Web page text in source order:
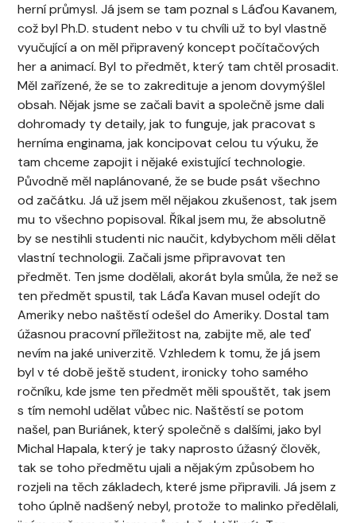
herní průmysl. Já jsem se tam poznal s Láďou Kavanem,
což byl Ph.D. student nebo v tu chvíli už to byl vlastně
vyučující a on měl připravený koncept počítačových
her a animací. Byl to předmět, který tam chtěl prosadit.
Měl zařízené, že se to zakredituje a jenom dovymýšlel
obsah. Nějak jsme se začali bavit a společně jsme dali
dohromady ty detaily, jak to funguje, jak pracovat s
herníma enginama, jak koncipovat celou tu výuku, že
tam chceme zapojit i nějaké existující technologie.
Původně měl naplánované, že se bude psát všechno
od začátku. Já už jsem měl nějakou zkušenost, tak jsem
mu to všechno popisoval. Říkal jsem mu, že absolutně
by se nestihli studenti nic naučit, kdybychom měli dělat
vlastní technologii. Začali jsme připravovat ten
předmět. Ten jsme dodělali, akorát byla smůla, že než se
ten předmět spustil, tak Láďa Kavan musel odejít do
Ameriky nebo naštěstí odešel do Ameriky. Dostal tam
úžasnou pracovní příležitost na, zabijte mě, ale teď
nevím na jaké univerzitě. Vzhledem k tomu, že já jsem
byl v té době ještě student, ironicky toho samého
ročníku, kde jsme ten předmět měli spouštět, tak jsem
s tím nemohl udělat vůbec nic. Naštěstí se potom
našel, pan Buriánek, který společně s dalšími, jako byl
Michal Hapala, který je taky naprosto úžasný člověk,
tak se toho předmětu ujali a nějakým způsobem ho
rozjeli na těch základech, které jsme připravili. Já jsem z
toho úplně nadšený nebyl, protože to malinko předělali,